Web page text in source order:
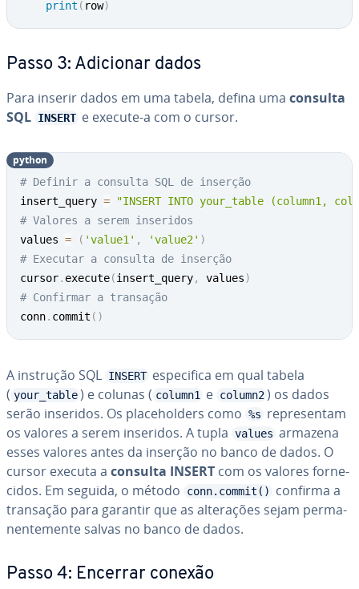
print ( row)
Passo 3: Adicionar dados
Para inserir dados em uma tabela, defina uma consulta
SQL INSERT e execute-a com o cursor.
# Definir a consulta SQL de inserção
insert_query =
"INSERT INTO your_table (column1,
# Valores a serem inseridos
values = ( 'value1' , 'value2' )
# Executar a consulta de inserção
cursor. execute(insert_query, values)
# Confirmar a transação
conn. commit ( )
python
A instrução SQL INSERT es­pe­ci­fica em qual tabela
( your_table ) e colunas ( column1 e column2 ) os dados
serão inseridos. Os pla­cehol­ders como %s re­pre­sen­tam
os valores a serem inseridos. A tupla values armazena
esses valores antes da inserção no banco de dados. O
cursor executa a consulta INSERT com os valores for­ne­
ci­dos. Em seguida, o método
conn.commit()
confirma a
transação para garantir que as al­te­ra­ções sejam per­ma­
nen­te­mente salvas no banco de dados.
Passo 4: Encerrar conexão